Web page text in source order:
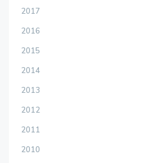
2017
2016
2015
2014
2013
2012
2011
2010